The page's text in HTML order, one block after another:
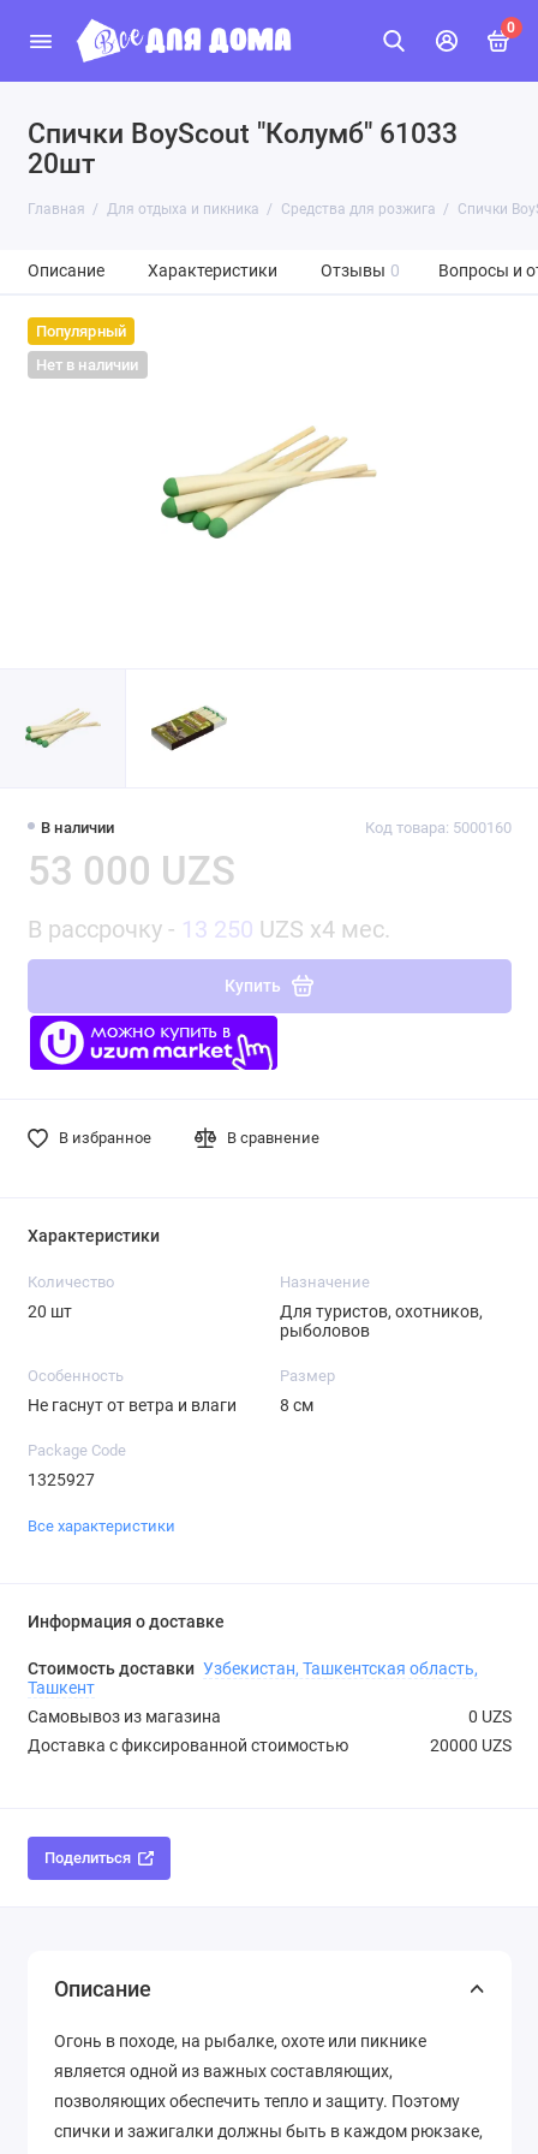
0
Спички BoyScout "Колумб" 61033
20шт
Главная Для отдыха и пикника Средства для розжига Спички
Описание Характеристики Отзывы 0 Вопросы и
Популярный
Нет в наличии
В наличии Код товара: 5000160
53 000 UZS
В рассрочку - 13 250 UZS x4 мес.
Купить
В избранное В сравнение
Характеристики
Количество
20 шт
Назначение
Для туристов, охотников,
рыболовов
Особенность
Не гаснут от ветра и влаги
Размер
8 см
Package Code
1325927
Все характеристики
Информация о доставке
Стоимость доставки Узбекистан, Ташкентская область,
Ташкент
Самовывоз из магазина
0 UZS
Доставка с фиксированной стоимостью
20000 UZS
Поделиться
Описание
Огонь в походе, на рыбалке, охоте или пикнике
является одной из важных составляющих,
позволяющих обеспечить тепло и защиту. Поэтому
спички и зажигалки должны быть в каждом рюкзаке,